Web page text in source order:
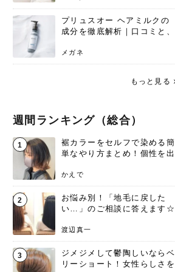
プリュスオー ヘアミルクの
成分を徹底解析｜口コミと、
説
メガネ
もっと見る
週間ランキング（総合）
1
裾カラーをセルフで染める簡
単なやり方まとめ！個性を出
かえで
2
お悩み別！「地毛に戻した
い…」のご相談に答えます☆
渡辺真一
3
ジメジメして鬱陶しいならベ
リーショート！女性らしさを